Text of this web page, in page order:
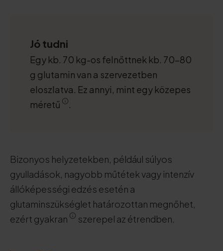
Jó tudni
Egy kb. 70 kg-os felnőttnek kb. 70-80
g glutamin van a szervezetben
eloszlatva. Ez annyi, mint egy közepes
méretű
.
Bizonyos helyzetekben, például súlyos
gyulladások, nagyobb műtétek vagy intenzív
állóképességi edzés esetén a
glutaminszükséglet határozottan megnőhet,
ezért gyakran
szerepel az étrendben.